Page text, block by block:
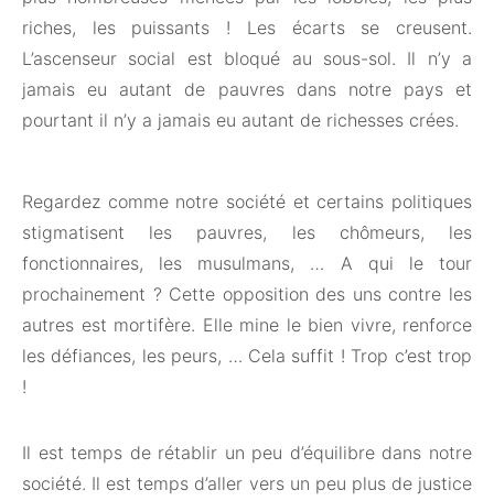
riches, les puissants ! Les écarts se creusent.
L’ascenseur social est bloqué au sous-sol. Il n’y a
jamais eu autant de pauvres dans notre pays et
pourtant il n’y a jamais eu autant de richesses crées.
Regardez comme notre société et certains politiques
stigmatisent les pauvres, les chômeurs, les
fonctionnaires, les musulmans, … A qui le tour
prochainement ? Cette opposition des uns contre les
autres est mortifère. Elle mine le bien vivre, renforce
les défiances, les peurs, … Cela suffit ! Trop c’est trop
!
Il est temps de rétablir un peu d’équilibre dans notre
société. Il est temps d’aller vers un peu plus de justice